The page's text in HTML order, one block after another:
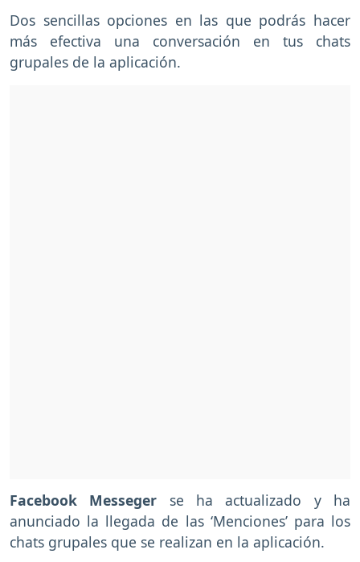
Dos sencillas opciones en las que podrás hacer
más efectiva una conversación en tus chats
grupales de la aplicación.
Facebook Messeger se ha actualizado y ha
anunciado la llegada de las ‘Menciones’ para los
chats grupales que se realizan en la aplicación.